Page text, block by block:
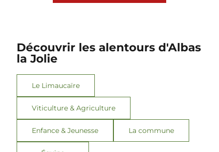
Découvrir les alentours d'Albas
la Jolie
Le Limaucaïre
Viticulture & Agriculture
Enfance & Jeunesse La commune